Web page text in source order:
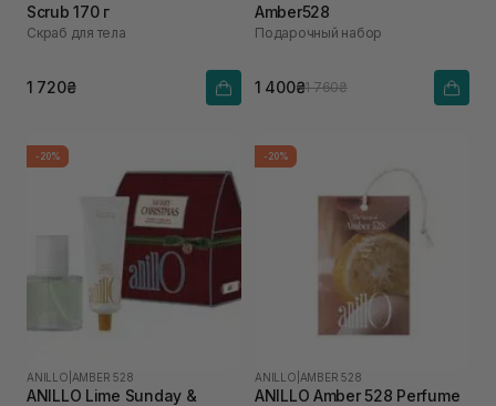
Scrub 170 г
Скраб для тела
1 720₴
Amber528
Подарочный набор
1 400₴1 760₴
-20%
ANILLO AMBER 528
ANILLO Lime Sunday &
-20%
ANILLO AMBER 528
ANILLO Amber 528 Perfume